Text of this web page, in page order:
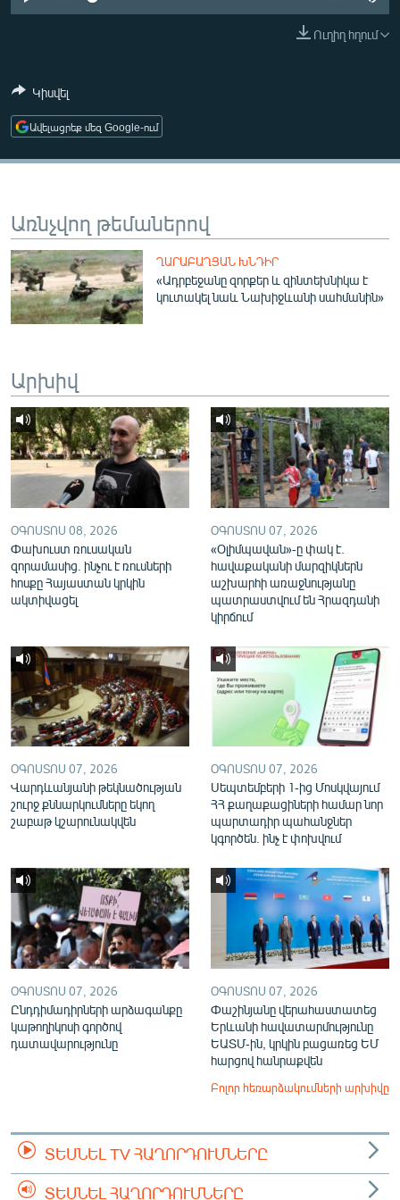
ՄԻՋԱԶԳԱՅԻՆ
ՄԵԿՆԱԲԱՆՈՒԹՅՈՒՆ
ՏՏ ԵՒ ԻՆՏԵՐՆԵՏ
ՏԵՍԱՆՅՈՒԹԵՐ
ԲԱՆԱՎԵՃ
ՁԳՏԵԼՈՎ ԼԱՎԱԳՈՒՅՆԻՆ
Հայերեն
English
Русский
ՀԵՏԵՎԵՔ ՄԵԶ
«Ազատության» բոլոր կայքերը
Ուղիղ հղում
Կիսվել
Ավելացրեք մեզ Google-ում
Առնչվող թեմաներով
ՂԱՐԱԲԱՂՅԱՆ ԽՆԴԻՐ
«Ադրբեջանը զորքեր և զինտեխնիկա է
կուտակել նաև Նախիջևանի սահմանին»
Արխիվ
ՕԳՈՍՏՈՍ 08, 2026
Փախուստ ռուսական
զորամասից. ինչու է ռուսների
հոսքը Հայաստան կրկին
ակտիվացել
ՕԳՈՍՏՈՍ 07, 2026
«Օլիմպավան»-ը փակ է.
հավաքականի մարզիկներն
աշխարհի առաջնությանը
պատրաստվում են Հրազդանի
կիրճում
ՕԳՈՍՏՈՍ 07, 2026
Վարդևանյանի թեկնածության
շուրջ քննարկումները եկող
շաբաթ կշարունակվեն
ՕԳՈՍՏՈՍ 07, 2026
Սեպտեմբերի 1-ից Մոսկվայում
ՀՀ քաղաքացիների համար նոր
պարտադիր պահանջներ
կգործեն. ինչ է փոխվում
ՕԳՈՍՏՈՍ 07, 2026
Ընդդիմադիրների արձագանքը
կաթողիկոսի գործով
դատավարությունը
ՕԳՈՍՏՈՍ 07, 2026
Փաշինյանը վերահաստատեց
Երևանի հավատարմությունը
ԵԱՏՄ-ին, կրկին բացառեց ԵՄ
հարցով հանրաքվեն
Բոլոր հեռարձակումների արխիվը
ՏԵՍՆԵԼ TV ՀԱՂՈՐԴՈՒՄՆԵՐԸ
ՏԵՍՆԵԼ ՀԱՂՈՐԴՈՒՄՆԵՐԸ